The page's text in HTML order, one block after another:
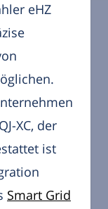
eHZ
XC, der
ist
Smart Grid